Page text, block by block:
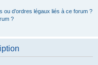
ou d’ordres légaux liés à ce forum ?
?